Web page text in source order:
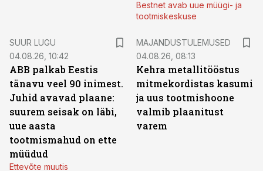
Bestnet avab uue müügi- ja
tootmiskeskuse
SUUR LUGU
04.08.26, 10:42
ABB palkab Eestis
tänavu veel 90 inimest.
Juhid avavad plaane:
suurem seisak on läbi,
uue aasta
tootmismahud on ette
müüdud
Ettevõte muutis
MAJANDUSTULEMUSED
04.08.26, 08:13
Kehra metallitööstus
mitmekordistas kasumi
ja uus tootmishoone
valmib plaanitust
varem